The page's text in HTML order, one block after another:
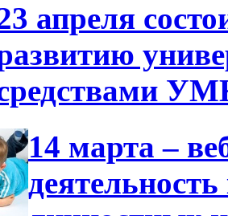
апреля
14 марта –